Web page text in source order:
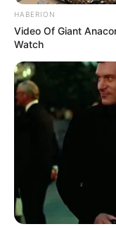
HABERION
Video Of Giant
Watch